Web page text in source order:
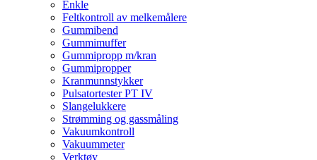
Enkle
Feltkontroll av melkemålere
Gummibend
Gummimuffer
Gummipropp m/kran
Gummipropper
Kranmunnstykker
Pulsatortester PT IV
Slangelukkere
Strømming og gassmåling
Vakuumkontroll
Vakuummeter
Verktøy